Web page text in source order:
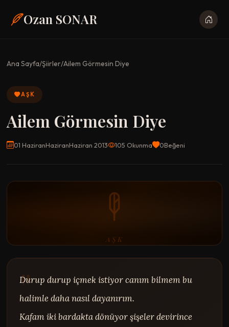
Ozan SONAR
Ana Sayfa/Şiirler/Ailem Görmesin Diye
AŞK
Ailem Görmesin Diye
01 HaziranHaziranHaziran 2013 105 Okunma 0Beğeni
AŞK
Durup durup içmek istiyor canım bilmem bu
halimle daha nasıl dayanırım.
Kafam iki bardakta dönüyor şişeler devirince